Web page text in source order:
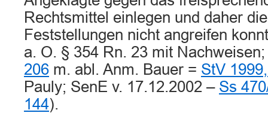
Rechtsmittel einlegen und daher
Feststellungen nicht angreifen
a. O. § 354 Rn. 23 mit
206 m. abl. Anm. Bauer = StV
Pauly; SenE v. 17.12.2002 – Ss
144).